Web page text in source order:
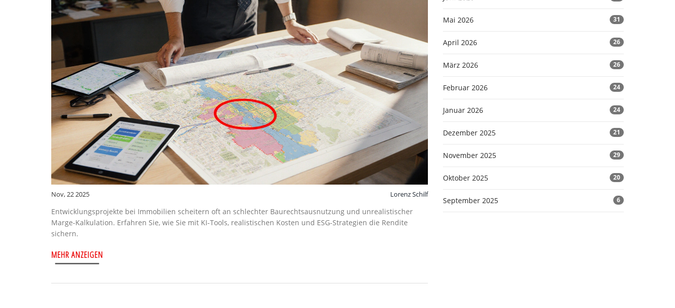
Nov, 22 2025 Lorenz Schilf
Entwicklungsprojekte bei Immobilien scheitern oft an schlechter Baurechtsausnutzung und unrealistischer
Marge-Kalkulation. Erfahren Sie, wie Sie mit KI-Tools, realistischen Kosten und ESG-Strategien die Rendite
sichern.
MEHR ANZEIGEN
Mai 2026 31
April 2026 26
März 2026 26
Februar 2026 24
Januar 2026 24
Dezember 2025 21
November 2025 29
Oktober 2025 20
September 2025 6